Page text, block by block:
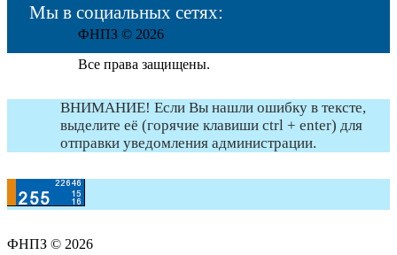
Мы в социальных сетях:
ФНПЗ © 2026
Все права защищены.
ВНИМАНИЕ! Если Вы нашли ошибку в тексте,
выделите её (горячие клавиши ctrl + enter) для
отправки уведомления администрации.
ФНПЗ © 2026